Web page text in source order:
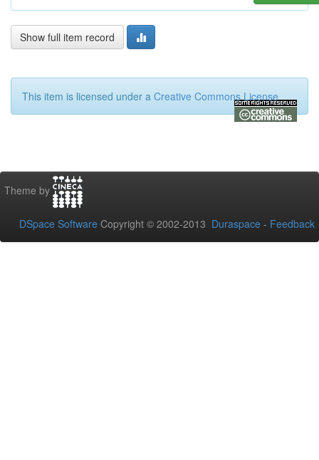
Show full item record
This item is licensed under a Creative Commons License
Theme by
DSpace Software Copyright © 2002-2013 Duraspace - Feedback